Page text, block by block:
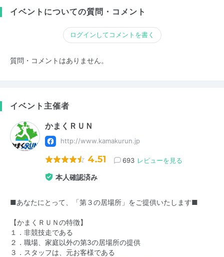
イベントについての質問・コメント
ログインしてコメントを書く
質問・コメントはありません。
イベント主催者
かまくＲＵＮ
http://www.kamakurun.jp
4.51 693 レビューを見る
本人確認済み
■あなたにとって、「第３の居場所」をご提供いたします■
【かまくＲＵＮの特徴】
１．非競技走である
２．職場、家庭以外の第3の居場所の提供
３．スタッフは、元お客様である